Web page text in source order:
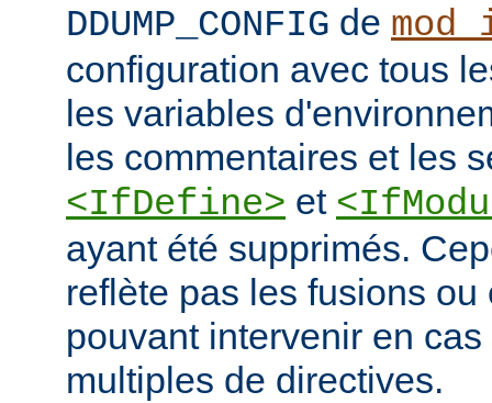
DDUMP_CONFIG de
configuration avec tous
les variables
les commentaires et les
<IfDefine> et
ayant été supprimés.
reflète pas les fusions ou
pouvant intervenir en
multiples de directives.